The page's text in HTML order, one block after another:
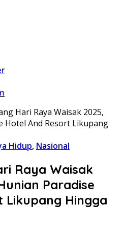
Hari Raya Waisak 2025,
Hotel And Resort Likupang
Hidup, Nasional
Raya Waisak
Paradise
Likupang Hingga